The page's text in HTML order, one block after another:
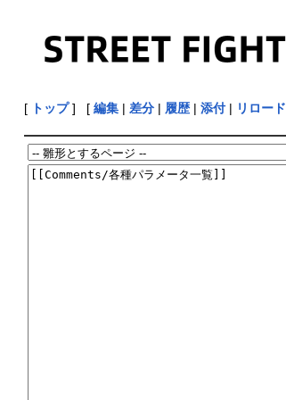
[ トップ] [ 編集| 差分| 履歴| 添付| リロード